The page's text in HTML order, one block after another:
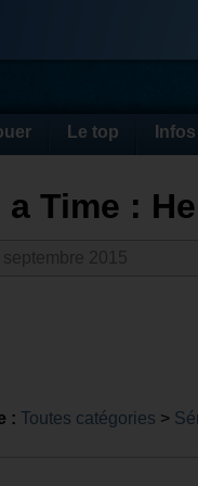
Le top Infos
Time :
: Toutes catégories >